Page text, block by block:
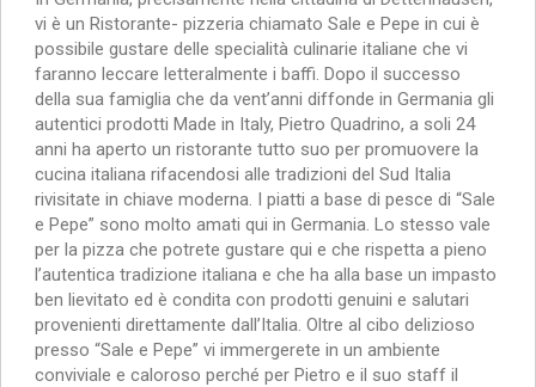
vi è un Ristorante- pizzeria chiamato Sale e Pepe in cui è
possibile gustare delle specialità culinarie italiane che vi
faranno leccare letteralmente i baffi. Dopo il successo
della sua famiglia che da vent’anni diffonde in Germania gli
autentici prodotti Made in Italy, Pietro Quadrino, a soli 24
anni ha aperto un ristorante tutto suo per promuovere la
cucina italiana rifacendosi alle tradizioni del Sud Italia
rivisitate in chiave moderna. I piatti a base di pesce di “Sale
e Pepe” sono molto amati qui in Germania. Lo stesso vale
per la pizza che potrete gustare qui e che rispetta a pieno
l’autentica tradizione italiana e che ha alla base un impasto
ben lievitato ed è condita con prodotti genuini e salutari
provenienti direttamente dall’Italia. Oltre al cibo delizioso
presso “Sale e Pepe” vi immergerete in un ambiente
conviviale e caloroso perché per Pietro e il suo staff il